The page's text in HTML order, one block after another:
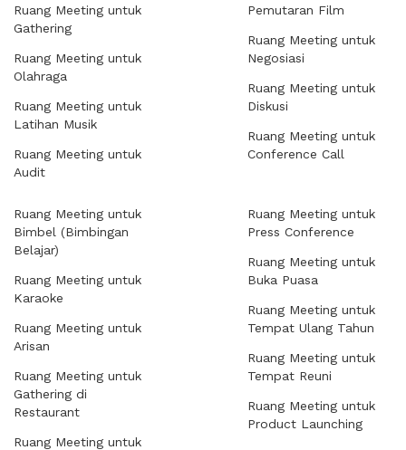
Ruang Meeting untuk
Gathering
Ruang Meeting untuk
Olahraga
Ruang Meeting untuk
Latihan Musik
Ruang Meeting untuk
Audit
Pemutaran Film
Ruang Meeting untuk
Negosiasi
Ruang Meeting untuk
Diskusi
Ruang Meeting untuk
Conference Call
Ruang Meeting untuk
Bimbel (Bimbingan
Belajar)
Ruang Meeting untuk
Karaoke
Ruang Meeting untuk
Arisan
Ruang Meeting untuk
Gathering di
Restaurant
Ruang Meeting untuk
Ruang Meeting untuk
Press Conference
Ruang Meeting untuk
Buka Puasa
Ruang Meeting untuk
Tempat Ulang Tahun
Ruang Meeting untuk
Tempat Reuni
Ruang Meeting untuk
Product Launching